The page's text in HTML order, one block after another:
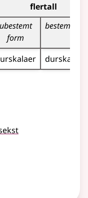
flertall
ubestemt
form
bestemt